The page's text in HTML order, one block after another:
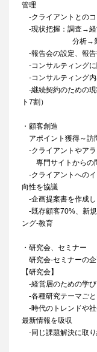
管理
‐クライアントとの
‐現状把握：調査→経
分析→業界や顧
‐報告会の設定、報
‐コンサルティング
‐コンサルティング内
‐継続契約のための
ト7割）
・顧客創造
アポイント獲得～訪
‐クライアントやアラ
専門サイトからの
‐クライアントへの
向性を協議
‐企画提案書を作成
‐既存顧客70%、新
ング‐教育
・研究会、セミナー
研究会‐セミナーの
【研究会】
‐経営層のための学
‐各種研究テーマご
‐時代のトレンドや
最新情報を吸収
‐同じ課題解決に取